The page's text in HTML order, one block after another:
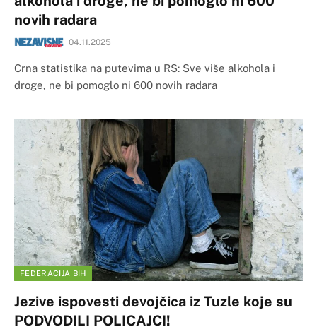
novih radara
04.11.2025
Crna statistika na putevima u RS: Sve više alkohola i
droge, ne bi pomoglo ni 600 novih radara
FEDERACIJA BIH
Jezive ispovesti devojčica iz Tuzle koje su
PODVODILI POLICAJCI!